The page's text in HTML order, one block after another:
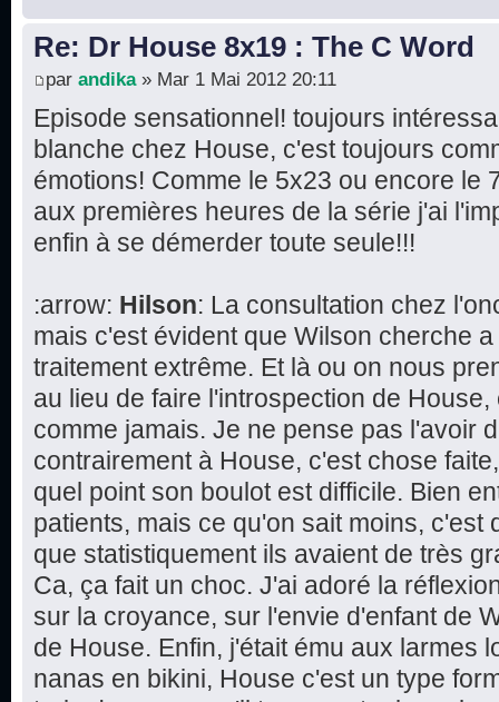
Re: Dr House 8x19 : The C Word
par andika» Mar 1 Mai 2012 20:11
Episode sensationnel! toujours
blanche chez House, c'est toujours
émotions! Comme le 5x23 ou encore le
aux premières heures de la série j'ai
enfin à se démerder toute seule!!!
:arrow: Hilson: La consultation chez
mais c'est évident que Wilson cherche
traitement extrême. Et là ou on nous
au lieu de faire l'introspection de
comme jamais. Je ne pense pas l'avoir
contrairement à House, c'est chose
quel point son boulot est difficile. Bien
patients, mais ce qu'on sait moins, c'est
que statistiquement ils avaient de très
Ca, ça fait un choc. J'ai adoré la
sur la croyance, sur l'envie d'enfant de
de House. Enfin, j'était ému aux larmes
nanas en bikini, House c'est un type